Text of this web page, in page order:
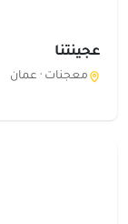
عجينتنا
معجنات · عمان